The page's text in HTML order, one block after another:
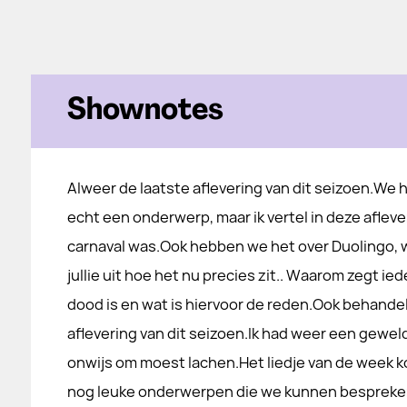
Shownotes
Alweer de laatste aflevering van dit seizoen.We
echt een onderwerp, maar ik vertel in deze
carnaval was.Ook hebben we het over Duolingo,
jullie uit hoe het nu precies zit.. Waarom zegt
dood is en wat is hiervoor de reden.Ook
aflevering van dit seizoen.Ik had weer een
onwijs om moest lachen.Het liedje van de week
nog leuke onderwerpen die we kunnen